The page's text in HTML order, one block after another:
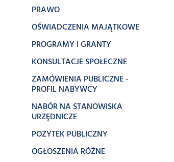
PRAWO
OŚWIADCZENIA MAJĄTKOWE
PROGRAMY I GRANTY
KONSULTACJE SPOŁECZNE
ZAMÓWIENIA PUBLICZNE -
PROFIL NABYWCY
NABÓR NA STANOWISKA
URZĘDNICZE
POŻYTEK PUBLICZNY
OGŁOSZENIA RÓŻNE